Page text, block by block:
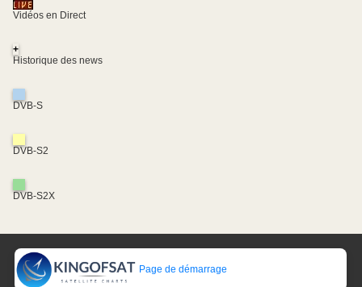
Vidéos en Direct
+
Historique des news
DVB-S
DVB-S2
DVB-S2X
Page de démarrage